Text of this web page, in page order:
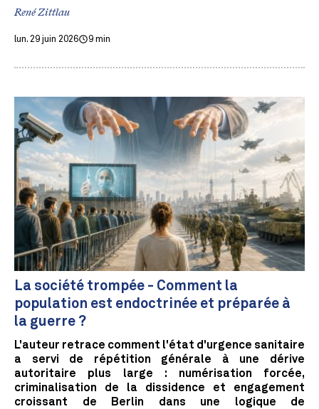
René Zittlau
lun. 29 juin 2026 9 min
La société trompée - Comment la
population est endoctrinée et préparée à
la guerre ?
L'auteur retrace comment l'état d'urgence sanitaire
a servi de répétition générale à une dérive
autoritaire plus large : numérisation forcée,
criminalisation de la dissidence et engagement
croissant de Berlin dans une logique de